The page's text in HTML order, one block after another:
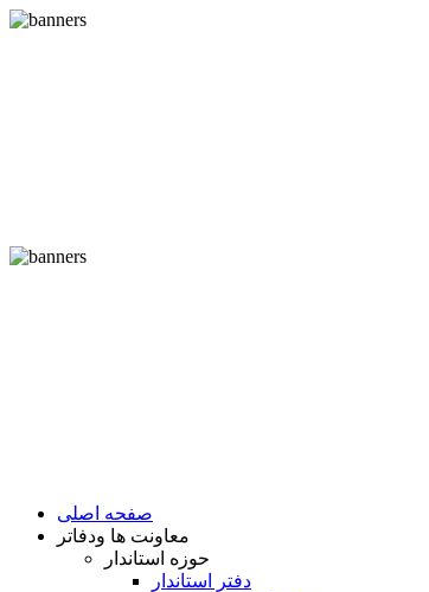
صفحه اصلی
معاونت ها ودفاتر
حوزه استاندار
دفتر استاندار